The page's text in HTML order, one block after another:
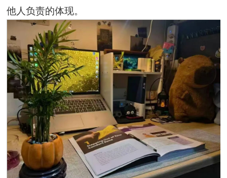
他人负责的体现。